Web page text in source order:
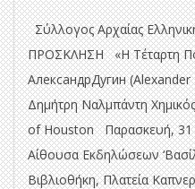
23
Σύλλογος Αρχαίας
ΠΡΟΣΚΛΗΣΗ «Η Τέταρτη
АлександрДугин
Δημήτρη Ναλμπάντη
of Houston Παρασκευή, 31
Αίθουσα Εκδηλώσεων
Βιβλιοθήκη, Πλατεία